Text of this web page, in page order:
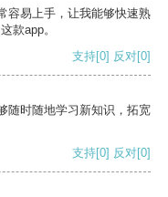
容易上手，让我能够快速熟
款app。
支持[0] 反对[0]
随时随地学习新知识，拓宽
支持[0] 反对[0]